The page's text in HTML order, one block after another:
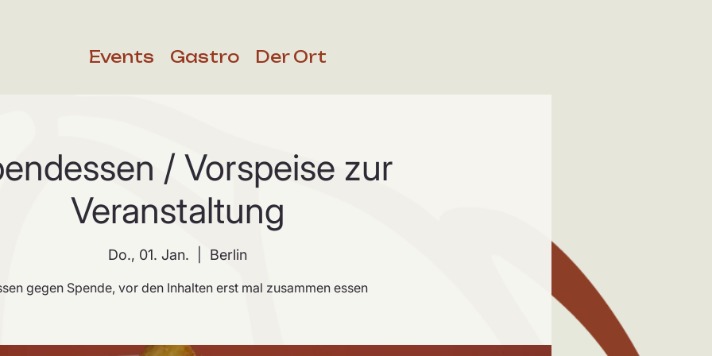
Events Gastro Der Ort
/ Vorspeise zur
Veranstaltung
Do., 01. Jan. Berlin
gegen Spende, vor den Inhalten erst mal zusammen essen